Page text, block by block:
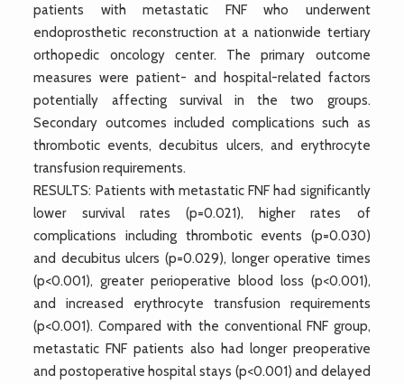
patients with metastatic FNF who underwent
endoprosthetic reconstruction at a nationwide tertiary
orthopedic oncology center. The primary outcome
measures were patient- and hospital-related factors
potentially affecting survival in the two groups.
Secondary outcomes included complications such as
thrombotic events, decubitus ulcers, and erythrocyte
transfusion requirements.
RESULTS: Patients with metastatic FNF had significantly
lower survival rates (p=0.021), higher rates of
complications including thrombotic events (p=0.030)
and decubitus ulcers (p=0.029), longer operative times
(p<0.001), greater perioperative blood loss (p<0.001),
and increased erythrocyte transfusion requirements
(p<0.001). Compared with the conventional FNF group,
metastatic FNF patients also had longer preoperative
and postoperative hospital stays (p<0.001) and delayed